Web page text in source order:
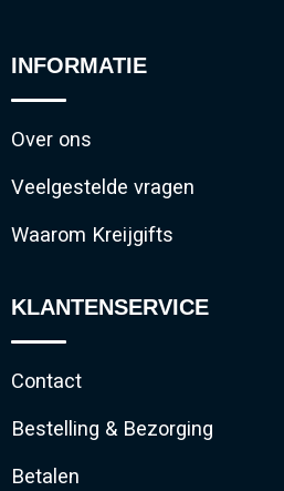
INFORMATIE
Over ons
Veelgestelde vragen
Waarom Kreijgifts
KLANTENSERVICE
Contact
Bestelling & Bezorging
Betalen